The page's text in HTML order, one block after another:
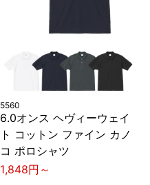
5560
6.0オンス ヘヴィーウェイ
ト コットン ファイン カノ
コ ポロシャツ
1,848円～